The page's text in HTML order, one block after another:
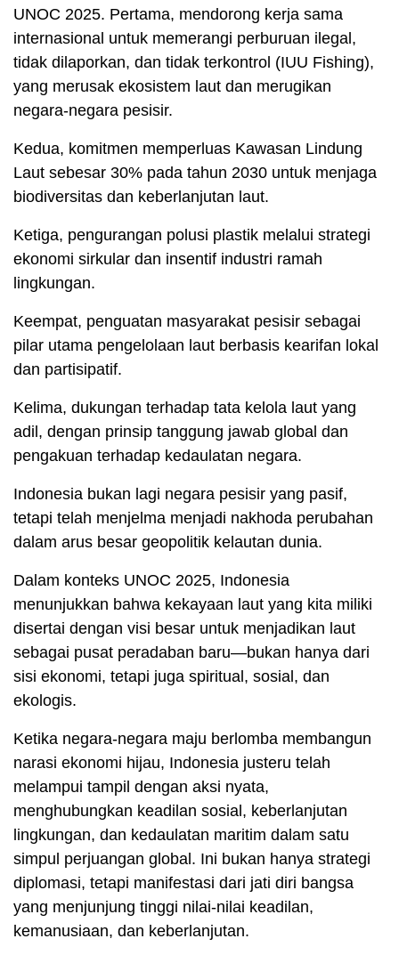
UNOC 2025. Pertama, mendorong kerja sama
internasional untuk memerangi perburuan ilegal,
tidak dilaporkan, dan tidak terkontrol (IUU Fishing),
yang merusak ekosistem laut dan merugikan
negara-negara pesisir.
Kedua, komitmen memperluas Kawasan Lindung
Laut sebesar 30% pada tahun 2030 untuk menjaga
biodiversitas dan keberlanjutan laut.
Ketiga, pengurangan polusi plastik melalui strategi
ekonomi sirkular dan insentif industri ramah
lingkungan.
Keempat, penguatan masyarakat pesisir sebagai
pilar utama pengelolaan laut berbasis kearifan lokal
dan partisipatif.
Kelima, dukungan terhadap tata kelola laut yang
adil, dengan prinsip tanggung jawab global dan
pengakuan terhadap kedaulatan negara.
Indonesia bukan lagi negara pesisir yang pasif,
tetapi telah menjelma menjadi nakhoda perubahan
dalam arus besar geopolitik kelautan dunia.
Dalam konteks UNOC 2025, Indonesia
menunjukkan bahwa kekayaan laut yang kita miliki
disertai dengan visi besar untuk menjadikan laut
sebagai pusat peradaban baru—bukan hanya dari
sisi ekonomi, tetapi juga spiritual, sosial, dan
ekologis.
Ketika negara-negara maju berlomba membangun
narasi ekonomi hijau, Indonesia justeru telah
melampui tampil dengan aksi nyata,
menghubungkan keadilan sosial, keberlanjutan
lingkungan, dan kedaulatan maritim dalam satu
simpul perjuangan global. Ini bukan hanya strategi
diplomasi, tetapi manifestasi dari jati diri bangsa
yang menjunjung tinggi nilai-nilai keadilan,
kemanusiaan, dan keberlanjutan.